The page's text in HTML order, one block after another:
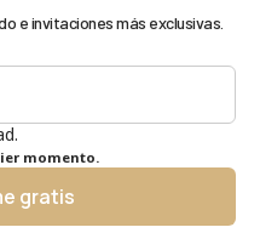
e invitaciones más exclusivas.
momento.
gratis